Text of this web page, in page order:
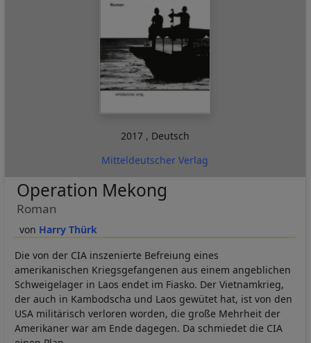
2017 , Deutsch
Mitteldeutscher Verlag
Harry Thürk
Operation Mekong
Roman
Die von der CIA inszenierte Befreiung eines
amerikanischen Kriegsgefangenen aus einem angeblichen
Schweigelager in Laos endet im Fiasko. Der Vietnamkrieg,
der auch in Kambodscha und Laos gewütet hat, ist von den
USA militärisch verloren worden, die große Mehrheit der
Amerikaner war am Ende dagegen. Da schmiedet die CIA